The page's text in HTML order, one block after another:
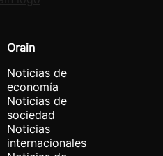
Orain
Noticias de
economía
Noticias de
sociedad
Noticias
internacionales